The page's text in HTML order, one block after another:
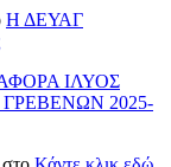
Η ΔΕΥΑΓ
ΙΛΥΟΣ
2025-